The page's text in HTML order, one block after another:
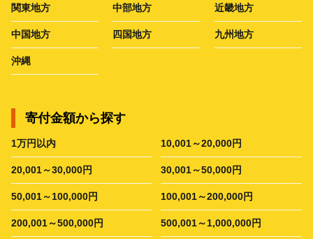
関東地方 中部地方 近畿地方
中国地方 四国地方 九州地方
沖縄
寄付金額から探す
1万円以内 10,001～20,000円
20,001～30,000円 30,001～50,000円
50,001～100,000円 100,001～200,000円
200,001～500,000円 500,001～1,000,000円